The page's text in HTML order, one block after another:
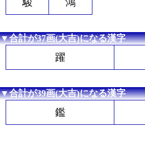
▼合計が37画(大吉)になる漢字
躍
▼合計が39画(大吉)になる漢字
鑑